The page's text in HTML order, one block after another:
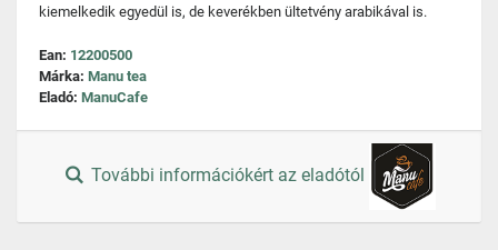
kiemelkedik egyedül is, de keverékben ültetvény arabikával is.
Ean: 12200500
Márka: Manu tea
Eladó: ManuCafe
További információkért az eladótól